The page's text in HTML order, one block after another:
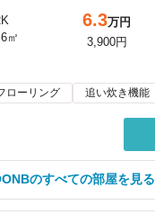
㎡
6.3万円
3,900円
ローリング 追い炊き機能
のすべての部屋を見る